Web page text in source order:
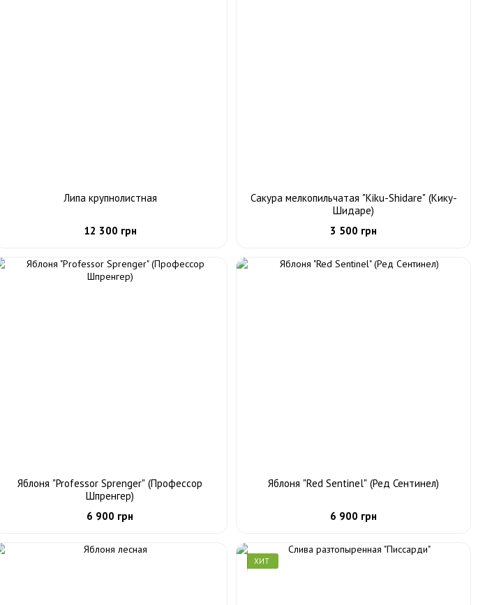
Липа крупнолистная
12 300 грн
Сакура мелкопильчатая "Kiku-Shidare" (Кику-
Шидаре)
3 500 грн
Яблоня "Professor Sprenger" (Профессор
Шпренгер)
6 900 грн
Яблоня "Red Sentinel" (Ред Сентинел)
6 900 грн
ХИТ